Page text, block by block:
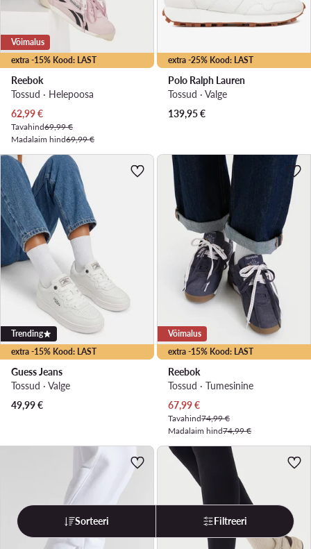
extra -15% Kood: LAST
Võimalus
Reebok
Tossud · Heleроosa
Praegune hind
62,99€
Tavahind69,99 €
Madalaim hind69,99 €
extra -25% Kood: LAST
Polo Ralph Lauren
Tossud · Valge
139,95€
extra -15% Kood: LAST
Trending
Guess Jeans
Tossud · Valge
49,99€
extra -15% Kood: LAST
Võimalus
Reebok
Tossud · Tumesinine
Praegune hind
67,99€
Tavahind74,99 €
Madalaim hind74,99 €
Sorteeri Filtreeri